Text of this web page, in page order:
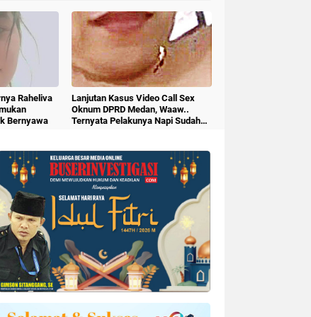
Raheliva
Bernyawa
Lanjutan Kasus Video Call Sex
Oknum DPRD Medan, Waaw..
Ternyata Pelakunya Napi Sudah